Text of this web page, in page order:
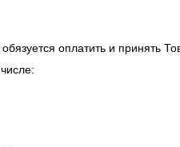
оплатить и принять